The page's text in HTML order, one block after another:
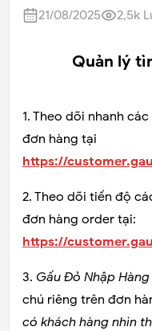
21/08/2025 2,5k
Quản lý
1. Theo dõi nhanh
đơn hàng tại
https://
2. Theo dõi tiến độ
đơn hàng order tại:
https://
3. Gấu Đỏ Nhập Hàng
chú riêng trên đơn
có khách hàng nhìn